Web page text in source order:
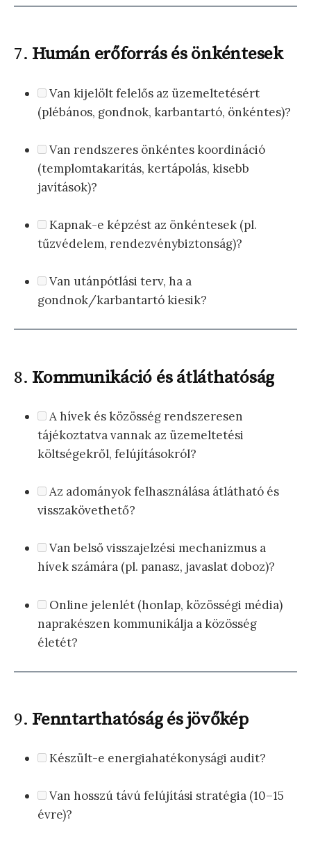
7. Humán erőforrás és önkéntesek
Van kijelölt felelős az üzemeltetésért
(plébános, gondnok, karbantartó, önkéntes)?
Van rendszeres önkéntes koordináció
(templomtakarítás, kertápolás, kisebb
javítások)?
Kapnak-e képzést az önkéntesek (pl.
tűzvédelem, rendezvénybiztonság)?
Van utánpótlási terv, ha a
gondnok/karbantartó kiesik?
8. Kommunikáció és átláthatóság
A hívek és közösség rendszeresen
tájékoztatva vannak az üzemeltetési
költségekről, felújításokról?
Az adományok felhasználása átlátható és
visszakövethető?
Van belső visszajelzési mechanizmus a
hívek számára (pl. panasz, javaslat doboz)?
Online jelenlét (honlap, közösségi média)
naprakészen kommunikálja a közösség
életét?
9. Fenntarthatóság és jövőkép
Készült-e energiahatékonysági audit?
Van hosszú távú felújítási stratégia (10–15
évre)?